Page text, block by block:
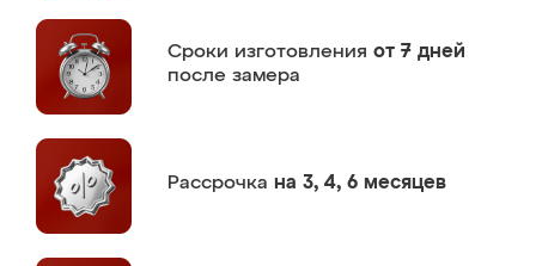
Сроки изготовления от 7 дней
после замера
Рассрочка на 3, 4, 6 месяцев